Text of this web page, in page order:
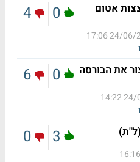
אטום
24/06/
0
4
את הבורסה
24/
0
6
3
0